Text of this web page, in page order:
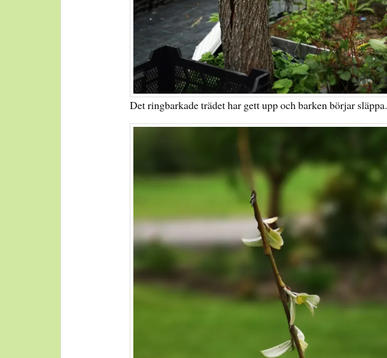
Det ringbarkade trädet har gett upp och barken börjar släppa.